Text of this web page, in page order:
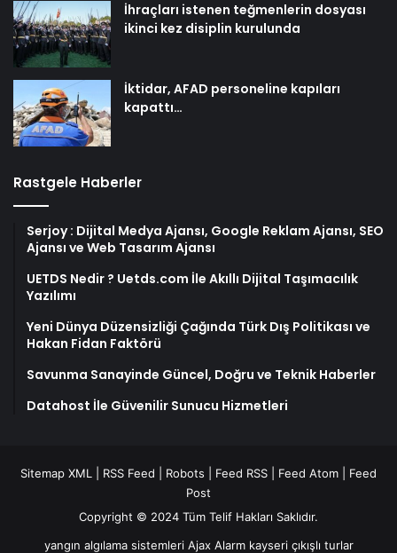
İhraçları istenen teğmenlerin dosyası
ikinci kez disiplin kurulunda
İktidar, AFAD personeline kapıları
kapattı…
Rastgele Haberler
Serjoy : Dijital Medya Ajansı, Google Reklam Ajansı, SEO
Ajansı ve Web Tasarım Ajansı
UETDS Nedir ? Uetds.com İle Akıllı Dijital Taşımacılık
Yazılımı
Yeni Dünya Düzensizliği Çağında Türk Dış Politikası ve
Hakan Fidan Faktörü
Savunma Sanayinde Güncel, Doğru ve Teknik Haberler
Datahost İle Güvenilir Sunucu Hizmetleri
Sitemap XML RSS Feed Robots Feed RSS Feed Atom
Feed
Post
Copyright © 2024 Tüm Telif Hakları Saklıdır.
yangın algılama sistemleri Ajax Alarm kayseri çıkışlı turlar